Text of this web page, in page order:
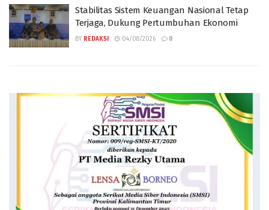
Stabilitas Sistem Keuangan Nasional Tetap
Terjaga, Dukung Pertumbuhan Ekonomi
BY REDAKSI 04/08/2026 0